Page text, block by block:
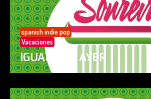
spanish indie pop
Vacaciones
IGUAL QUE AYER